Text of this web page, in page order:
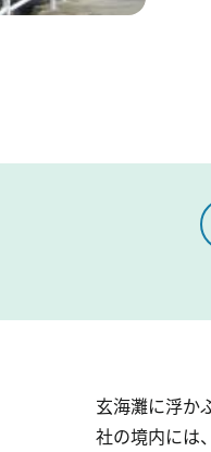
玄海灘に浮か
社の境内には